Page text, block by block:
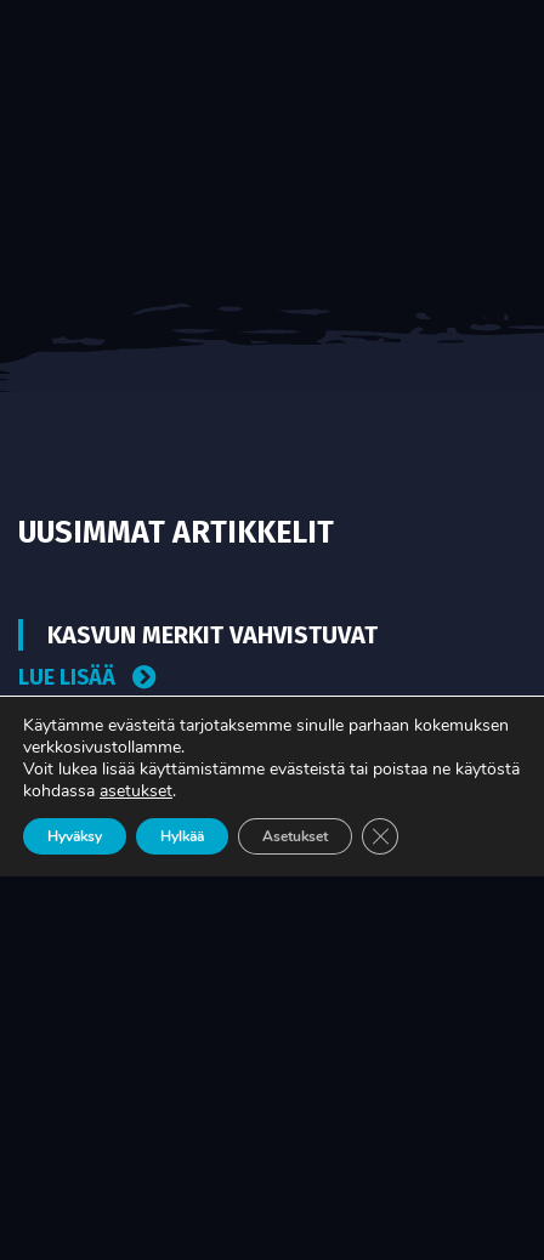
UUSIMMAT ARTIKKELIT
KASVUN MERKIT VAHVISTUVAT
LUE LISÄÄ
TIEDÄTKÖ, MITÄ TUOTANTONNE OIKEASTI
MAKSAA?
LUE LISÄÄ
Käytämme evästeitä tarjotaksemme sinulle parhaan kokemuksen
verkkosivustollamme.
Voit lukea lisää käyttämistämme evästeistä tai poistaa ne käytöstä
kohdassa asetukset.
Hyväksy Hylkää Asetukset Sulje evästebanneri